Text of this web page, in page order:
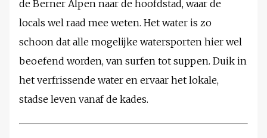
de Berner Alpen naar de hoofdstad, waar de
locals wel raad mee weten. Het water is zo
schoon dat alle mogelijke watersporten hier wel
beoefend worden, van surfen tot suppen. Duik in
het verfrissende water en ervaar het lokale,
stadse leven vanaf de kades.